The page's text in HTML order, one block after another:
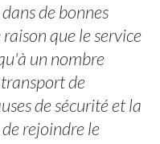
de bonnes
que le service
un nombre
de
de sécurité et la
rejoindre le